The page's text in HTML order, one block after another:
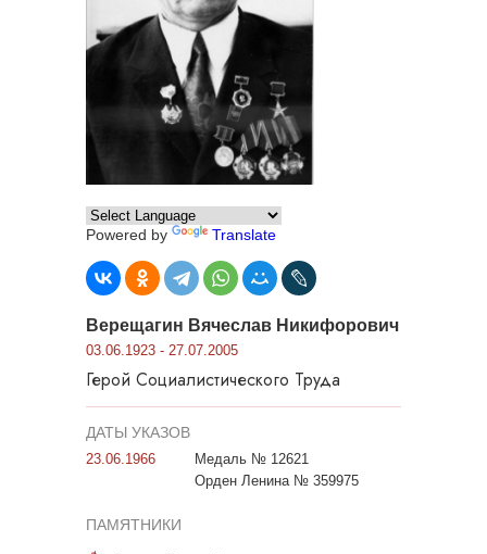
Powered by Translate
Верещагин Вячеслав Никифорович
03.06.1923 - 27.07.2005
Герой Социалистического Труда
ДАТЫ УКАЗОВ
23.06.1966
Медаль № 12621
Орден Ленина № 359975
ПАМЯТНИКИ